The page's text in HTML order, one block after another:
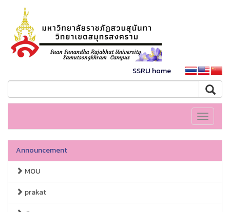
SSRU home
Toggle
Announcement
MOU
prakat